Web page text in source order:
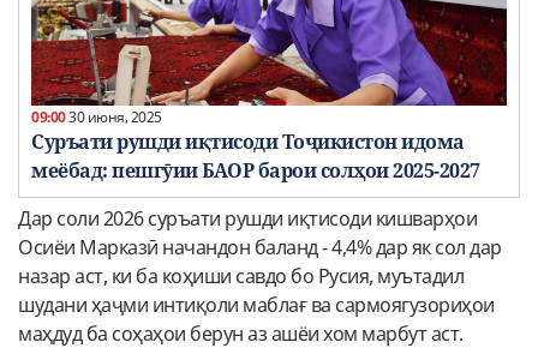
09:0030 июня, 2025
Суръати рушди иқтисоди Тоҷикистон идома
меёбад: пешгӯии БАОР барои солҳои 2025-2027
Дар соли 2026 суръати рушди иқтисоди кишварҳои
Осиёи Марказӣ начандон баланд - 4,4% дар як сол дар
назар аст, ки ба коҳиши савдо бо Русия, муътадил
шудани ҳаҷми интиқоли маблағ ва сармоягузориҳои
маҳдуд ба соҳаҳои берун аз ашёи хом марбут аст.